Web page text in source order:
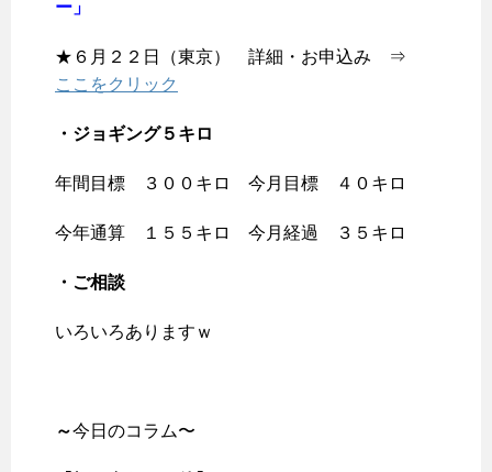
ー」
★６月２２日（東京） 詳細・お申込み ⇒
ここをクリック
・ジョギング５キロ
年間目標 ３００キロ 今月目標 ４０キロ
今年通算 １５５キロ 今月経過 ３５キロ
・ご相談
いろいろありますｗ
～今日のコラム〜